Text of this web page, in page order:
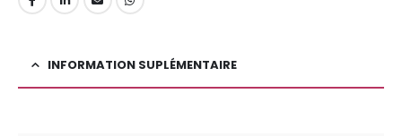
INFORMATION SUPLÉMENTAIRE